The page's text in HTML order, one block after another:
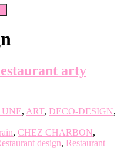
arty
, ART, DECO-DESIGN,
, CHEZ CHARBON,
design, Restaurant